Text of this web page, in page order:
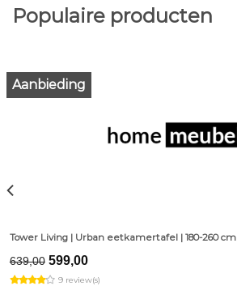
Populaire producten
Aanbieding
Tower Living | Urban eetkamertafel | 180-260 cm
639,00 Original
price
was:
599,00Current
is:
9 review(s)